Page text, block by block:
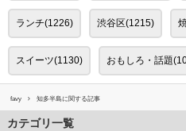
ランチ(1226) 渋谷区(1215)
スイーツ(1130) おもしろ・話題
favy 知多半島に関する記事
カテゴリ一覧